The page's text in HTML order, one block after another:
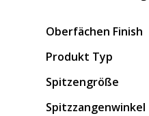
Oberfächen Finish
Produkt Typ
Spitzengröße
Spitzzangenwinkel